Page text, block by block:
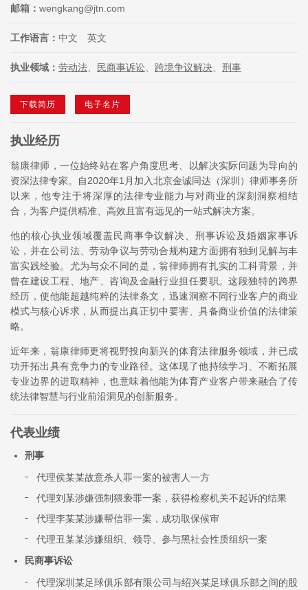
邮箱： wengkang@jtn.com
工作语言： 中文 英文
执业领域： 劳动法 民商事诉讼 跨境争议解决 刑事
下载简历 电子名片
执业经历
翁康律师，一位始终站在客户角度思考、以解决实际问题为导向的
资深法律专家。自2020年1月加入北京金诚同达（深圳）律师事务所
以来，他专注于将深厚的法律专业能力与对商业的深刻洞察相结
合，为客户提供精准、高效且富有远见的一站式解决方案。
他的核心执业领域覆盖民商事争议解决、刑事诉讼及婚姻家事诉
讼，并在公司法、劳动争议与劳动合规构建方面拥有独到见解与丰
富实践经验。尤为与众不同的是，翁律师拥有扎实的工科背景，并
曾在建设工程、地产、咨询及金融行业担任要职。这段独特的跨界
经历，使他能超越纯粹的法律条文，迅速洞察不同行业客户的商业
模式与核心诉求，从而提出真正切中要害、具备商业价值的法律策
略。
近年来，翁康律师更将视野投向新兴的体育法律服务领域，并已成
功开拓出具有竞争力的专业路径。这体现了他持续学习、不断拓展
专业边界的进取精神，也意味着他能为体育产业客户带来融合了传
统法律智慧与行业前沿洞见的创新服务。
代表业绩
刑事
代理侯某某故意杀人罪一案的被害人一方
代理刘某涉嫌强制猥亵罪一案，获得检察机关不起诉的结果
代理李某某涉嫌帮信罪一案，成功取保候审
代理丑某某涉嫌组织、领导、参与黑社会性质组织一案
民商事诉讼
代理深圳某足球俱乐部有限公司与绍兴某足球俱乐部之间的股